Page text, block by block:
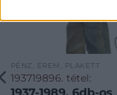
PÉNZ, ÉREM, PLAKETT
193719896. tétel: